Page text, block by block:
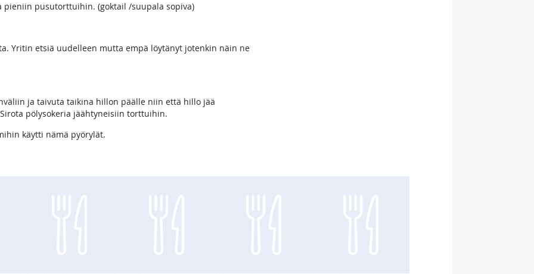
pieniin pusutorttuihin. (goktail /suupala sopiva)
Yritin etsiä uudelleen mutta empä löytänyt jotenkin näin ne
ja taivuta taikina hillon päälle niin että hillo jää
pölysokeria jäähtyneisiin torttuihin.
käytti nämä pyörylät.